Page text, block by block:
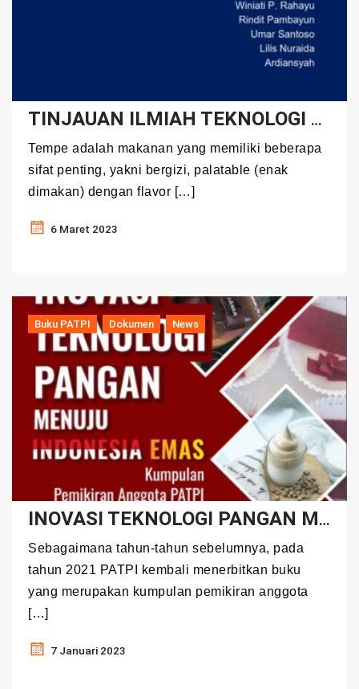
TINJAUAN ILMIAH TEKNOLOGI PENGOLAHAN TEMPE KEDELAI
Tempe adalah makanan yang memiliki beberapa
sifat penting, yakni bergizi, palatable (enak
dimakan) dengan flavor […]
6 Maret 2023
Buku PATPI Dokumen News
INOVASI TEKNOLOGI PANGAN MENUJU INDONESIA EMAS
Sebagaimana tahun-tahun sebelumnya, pada
tahun 2021 PATPI kembali menerbitkan buku
yang merupakan kumpulan pemikiran anggota
[…]
7 Januari 2023